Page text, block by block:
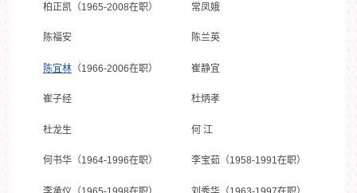
柏正凯（1965-2008在职） 常凤娥
陈福安 陈兰英
陈宜林 （1966-2006在职） 崔静宜
崔子经 杜炳孝
杜龙生 何 江
何书华（1964-1996在职） 李宝茹（1958-1991在职）